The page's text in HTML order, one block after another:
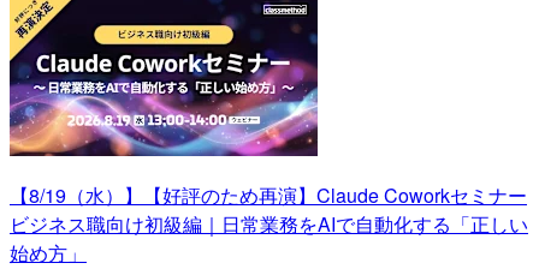
【8/19（水）】【好評のため再演】Claude Coworkセミナー
ビジネス職向け初級編｜日常業務をAIで自動化する「正しい
始め方」